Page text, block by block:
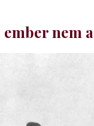
nem